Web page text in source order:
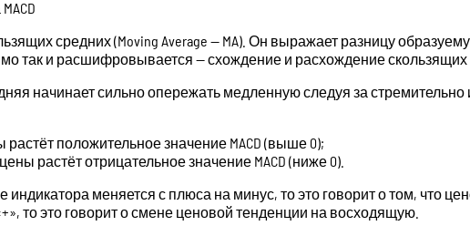
средних (Moving Average — MA). Он выражает разницу
так и расшифровывается — схождение и расхождение скользящих
начинает сильно опережать медленную следуя за
положительное значение MACD (выше 0);
растёт отрицательное значение MACD (ниже 0).
индикатора меняется с плюса на минус, то это говорит о том, что
то это говорит о смене ценовой тенденции на восходящую.